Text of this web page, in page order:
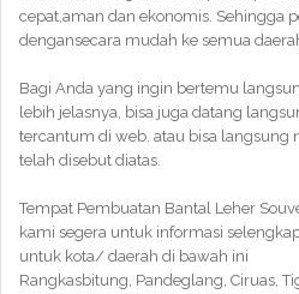
cepat,aman dan ekonomis. Sehingga
dengansecara mudah ke semua
Bagi Anda yang ingin bertemu
lebih jelasnya, bisa juga datang
tercantum di web. atau bisa langsung
telah disebut diatas.
Tempat Pembuatan Bantal Leher
kami segera untuk informasi
untuk kota/ daerah di bawah ini
Rangkasbitung, Pandeglang, Ciruas,